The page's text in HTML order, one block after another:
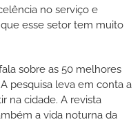
no serviço e
esse setor tem muito
sobre as 50 melhores
pesquisa leva em conta a
na cidade. A revista
a vida noturna da